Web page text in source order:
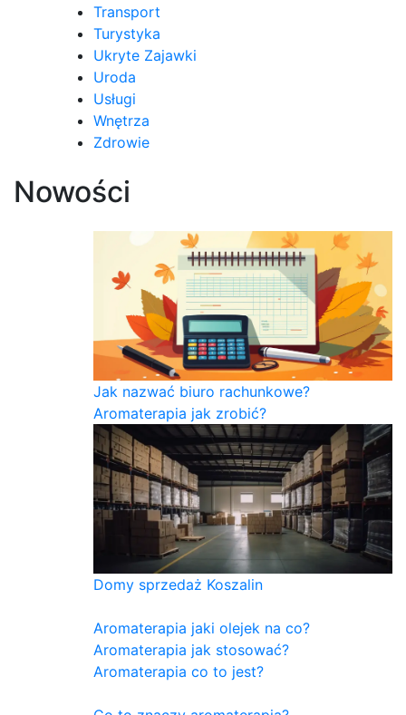
Transport
Turystyka
Ukryte Zajawki
Uroda
Usługi
Wnętrza
Zdrowie
Nowości
Jak nazwać biuro rachunkowe?
Aromaterapia jak zrobić?
Domy sprzedaż Koszalin
Aromaterapia jaki olejek na co?
Aromaterapia jak stosować?
Aromaterapia co to jest?